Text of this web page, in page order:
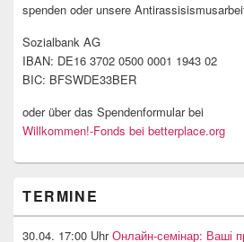
spenden oder unsere
Sozialbank AG
IBAN: DE16 3702 0500 0001 1943 02
BIC: BFSWDE33BER
oder über das Spendenformular bei
Willkommen!-Fonds bei betterplace.org
TERMINE
30.04. 17:00 UhrОнлайн-семінар: Ваші